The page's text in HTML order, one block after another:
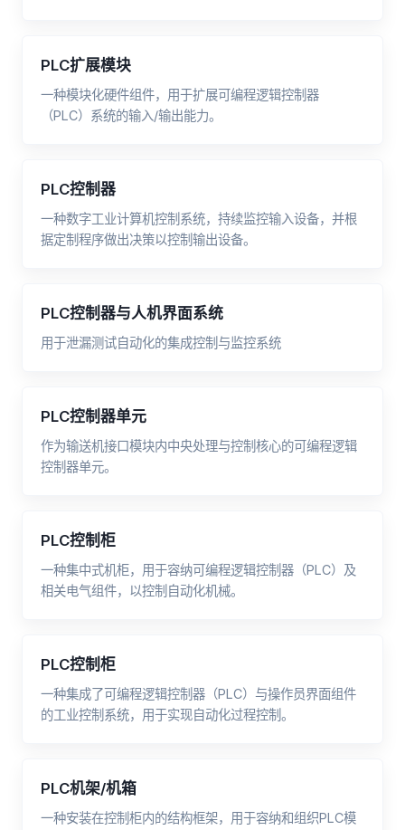
PLC扩展模块
一种模块化硬件组件，用于扩展可编程逻辑控制器
（PLC）系统的输入/输出能力。
PLC控制器
一种数字工业计算机控制系统，持续监控输入设备，并根
据定制程序做出决策以控制输出设备。
PLC控制器与人机界面系统
用于泄漏测试自动化的集成控制与监控系统
PLC控制器单元
作为输送机接口模块内中央处理与控制核心的可编程逻辑
控制器单元。
PLC控制柜
一种集中式机柜，用于容纳可编程逻辑控制器（PLC）及
相关电气组件，以控制自动化机械。
PLC控制柜
一种集成了可编程逻辑控制器（PLC）与操作员界面组件
的工业控制系统，用于实现自动化过程控制。
PLC机架/机箱
一种安装在控制柜内的结构框架，用于容纳和组织PLC模